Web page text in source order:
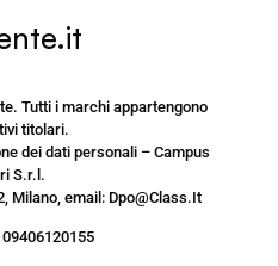
Tutti i marchi appartengono
titolari.
dei dati personali – Campus
S.r.l.
Milano, email: Dpo@Class.It
09406120155